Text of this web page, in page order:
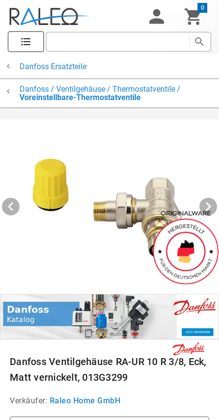
0
Danfoss Ersatzteile
Danfoss / Ventilgehäuse / Thermostatventile /
Voreinstellbare-Thermostatventile
Danfoss Ventilgehäuse RA-UR 10 R 3/8, Eck,
Matt vernickelt, 013G3299
Verkäufer: Raleo Home GmbH